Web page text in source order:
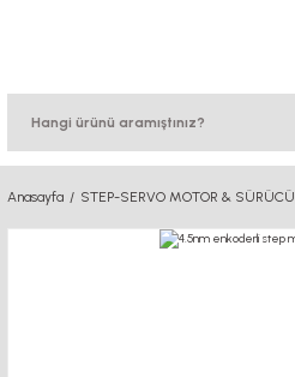
Anasayfa STEP-SERVO MOTOR & SÜRÜCÜ